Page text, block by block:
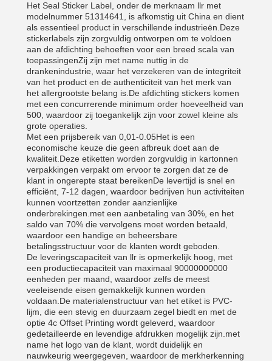
Laat een bericht achter
We bellen je snel terug!
VERZENDEN
Het Seal Sticker Label, onder de merknaam llr met
modelnummer 51314641, is afkomstig uit China en dient
als essentieel product in verschillende industrieën.Deze
stickerlabels zijn zorgvuldig ontworpen om te voldoen
aan de afdichting behoeften voor een breed scala van
toepassingenZij zijn met name nuttig in de
drankenindustrie, waar het verzekeren van de integriteit
van het product en de authenticiteit van het merk van
het allergrootste belang is.De afdichting stickers komen
met een concurrerende minimum order hoeveelheid van
500, waardoor zij toegankelijk zijn voor zowel kleine als
grote operaties.
Met een prijsbereik van 0,01-0.05Het is een
economische keuze die geen afbreuk doet aan de
kwaliteit.Deze etiketten worden zorgvuldig in kartonnen
verpakkingen verpakt om ervoor te zorgen dat ze de
klant in ongerepte staat bereikenDe levertijd is snel en
efficiënt, 7-12 dagen, waardoor bedrijven hun activiteiten
kunnen voortzetten zonder aanzienlijke
onderbrekingen.met een aanbetaling van 30%, en het
saldo van 70% die vervolgens moet worden betaald,
waardoor een handige en beheersbare
betalingsstructuur voor de klanten wordt geboden.
De leveringscapaciteit van llr is opmerkelijk hoog, met
een productiecapaciteit van maximaal 90000000000
eenheden per maand, waardoor zelfs de meest
veeleisende eisen gemakkelijk kunnen worden
voldaan.De materialenstructuur van het etiket is PVC-
lijm, die een stevig en duurzaam zegel biedt en met de
optie 4c Offset Printing wordt geleverd, waardoor
gedetailleerde en levendige afdrukken mogelijk zijn.met
name het logo van de klant, wordt duidelijk en
nauwkeurig weergegeven, waardoor de merkherkenning